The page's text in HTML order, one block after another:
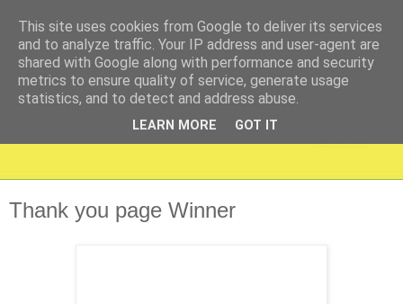
Thank you page Winner
This site uses cookies from Google to deliver its services
and to analyze traffic. Your IP address and user-agent are
shared with Google along with performance and security
metrics to ensure quality of service, generate usage
statistics, and to detect and address abuse.
LEARN MORE GOT IT